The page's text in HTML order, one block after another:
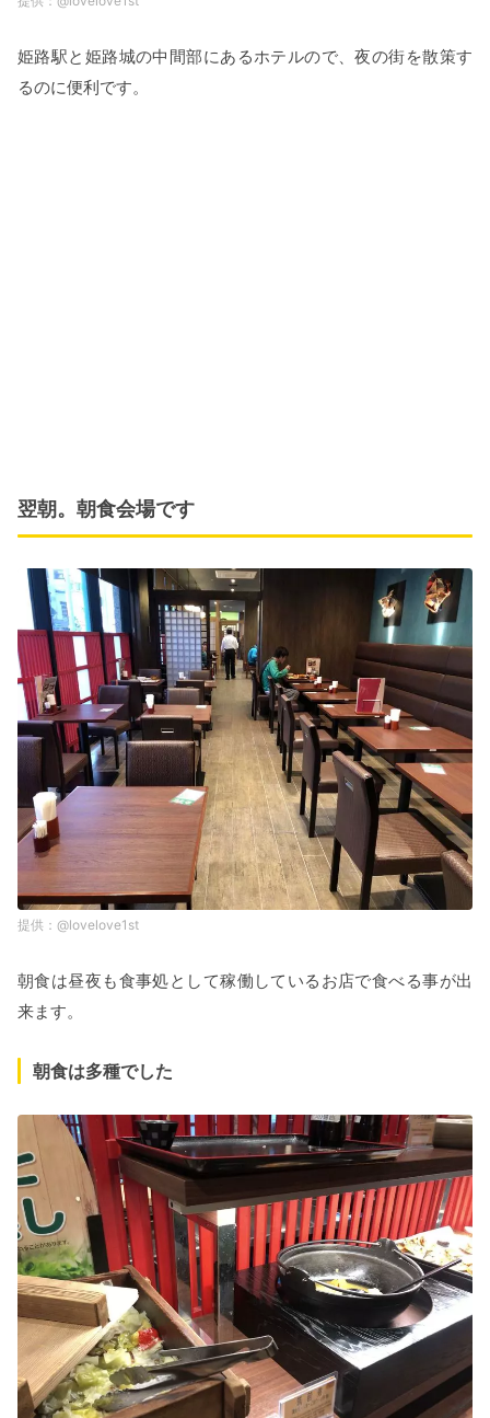
姫路駅と姫路城の中間部にあるホテルので、夜の街を散策す
るのに便利です。
翌朝。朝食会場です
@lovelove1st
朝食は昼夜も食事処として稼働しているお店で食べる事が出
来ます。
朝食は多種でした